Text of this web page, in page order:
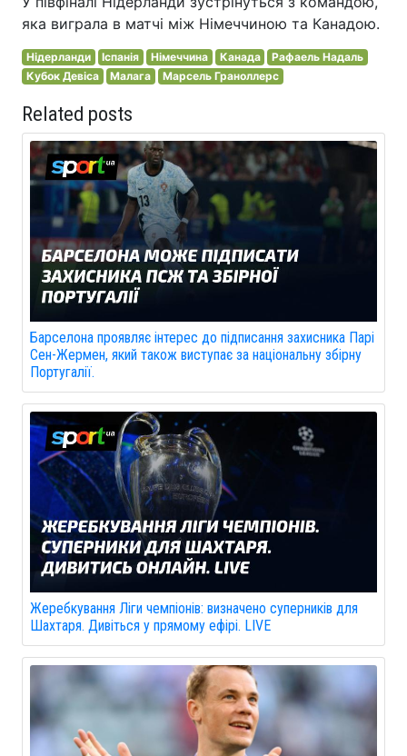
яка виграла в матчі між Німеччиною та Канадою.
Нідерланди Іспанія Німеччина Канада
Рафаель Надаль
Кубок Девіса
Малага Марсель Граноллерс
Related posts
Барселона проявляє інтерес до підписання захисника Парі
Сен-Жермен, який також виступає за національну збірну
Португалії.
Жеребкування Ліги чемпіонів: визначено суперників для
Шахтаря. Дивіться у прямому ефірі. LIVE